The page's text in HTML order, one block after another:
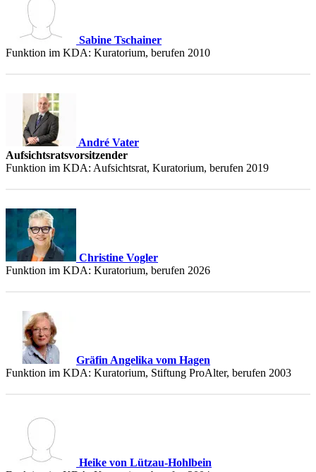
Sabine Tschainer
Funktion im KDA: Kuratorium, berufen 2010
André Vater
Aufsichtsratsvorsitzender
Funktion im KDA: Aufsichtsrat, Kuratorium, berufen 2019
Christine Vogler
Funktion im KDA: Kuratorium, berufen 2026
Gräfin Angelika vom Hagen
Funktion im KDA: Kuratorium, Stiftung ProAlter, berufen 2003
Heike von Lützau-Hohlbein